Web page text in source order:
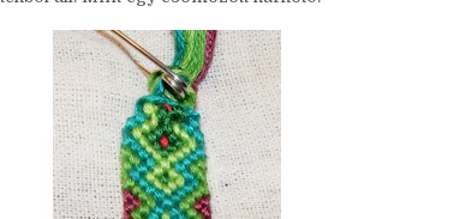
aztán ha változik, vagy találok jobbat, majd szólok. : )
áll. Mint egy csomózott karkötő.